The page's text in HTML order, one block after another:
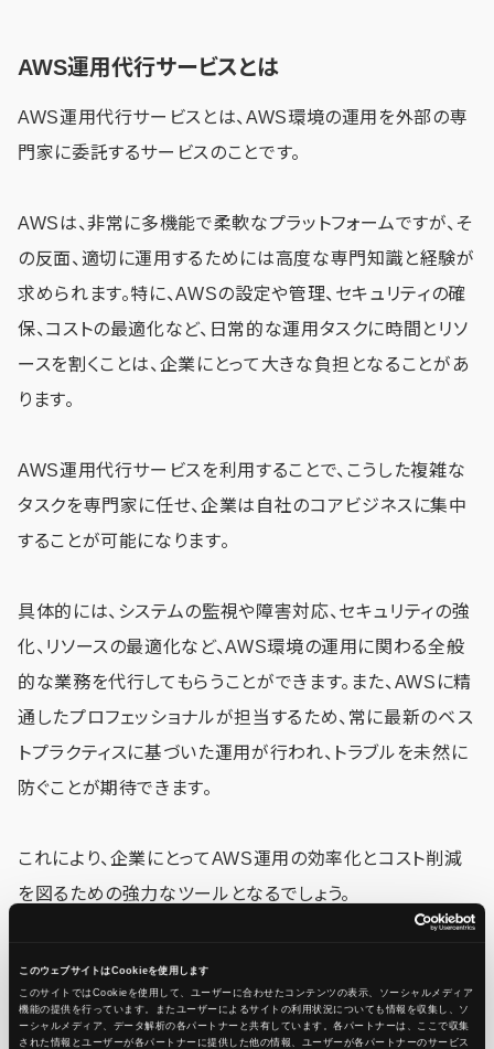
このウェブサイトはCookieを使用します
このサイトではCookieを使用して、ユーザーに合わせたコンテンツの表示、ソーシャルメディア
機能の提供を行っています。またユーザーによるサイトの利用状況についても情報を収集し、ソ
ーシャルメディア、データ解析の各パートナーと共有しています。各パートナーは、ここで収集
された情報とユーザーが各パートナーに提供した他の情報、ユーザーが各パートナーのサービス
AWS運用代行サービスとは
AWS運用代行サービスとは、AWS環境の運用を外部の専
門家に委託するサービスのことです。
AWSは、非常に多機能で柔軟なプラットフォームですが、そ
の反面、適切に運用するためには高度な専門知識と経験が
求められます。特に、AWSの設定や管理、セキュリティの確
保、コストの最適化など、日常的な運用タスクに時間とリソ
ースを割くことは、企業にとって大きな負担となることがあ
ります。
AWS運用代行サービスを利用することで、こうした複雑な
タスクを専門家に任せ、企業は自社のコアビジネスに集中
することが可能になります。
具体的には、システムの監視や障害対応、セキュリティの強
化、リソースの最適化など、AWS環境の運用に関わる全般
的な業務を代行してもらうことができます。また、AWSに精
通したプロフェッショナルが担当するため、常に最新のベス
トプラクティスに基づいた運用が行われ、トラブルを未然に
防ぐことが期待できます。
これにより、企業にとってAWS運用の効率化とコスト削減
を図るための強力なツールとなるでしょう。
AWS運用代行サービスを利用するメリット
AWS運用代行サービスを利用することで、企業はさまざま